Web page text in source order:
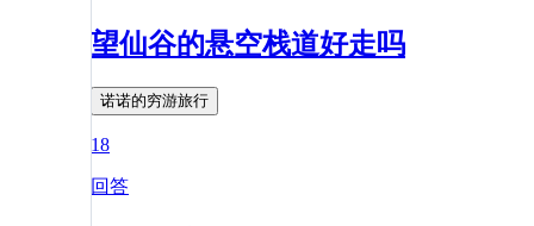
望仙谷的悬空栈道好走吗
诺诺的穷游旅行
18
回答